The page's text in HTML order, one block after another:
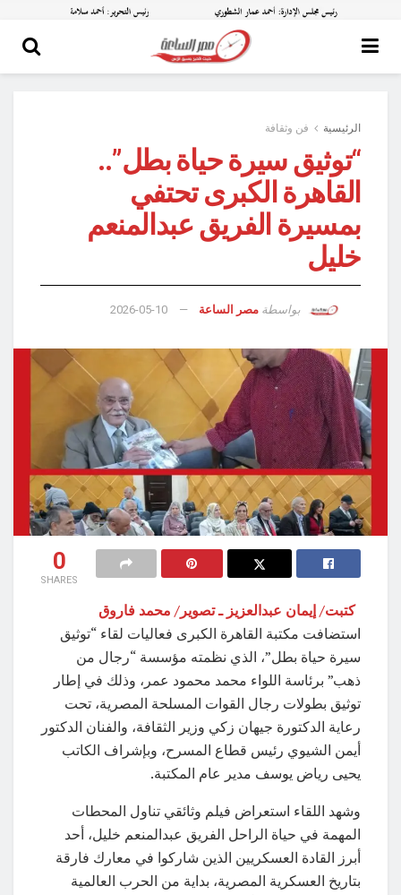
الرئيسية فن وثقافة
“توثيق سيرة حياة بطل”..
القاهرة الكبرى تحتفي
بمسيرة الفريق عبدالمنعم
خليل
بواسطة مصر الساعة 2026-05-10
0
SHARES
كتبت/ إيمان عبدالعزيز ـ تصوير/ محمد فاروق
استضافت مكتبة القاهرة الكبرى فعاليات لقاء “توثيق
سيرة حياة بطل”، الذي نظمته مؤسسة “رجال من
ذهب” برئاسة اللواء محمد محمود عمر، وذلك في إطار
توثيق بطولات رجال القوات المسلحة المصرية، تحت
رعاية الدكتورة جيهان زكي وزير الثقافة، والفنان الدكتور
أيمن الشيوي رئيس قطاع المسرح، وبإشراف الكاتب
يحيى رياض يوسف مدير عام المكتبة.
وشهد اللقاء استعراض فيلم وثائقي تناول المحطات
المهمة في حياة الراحل الفريق عبدالمنعم خليل، أحد
أبرز القادة العسكريين الذين شاركوا في معارك فارقة
بتاريخ العسكرية المصرية، بداية من الحرب العالمية